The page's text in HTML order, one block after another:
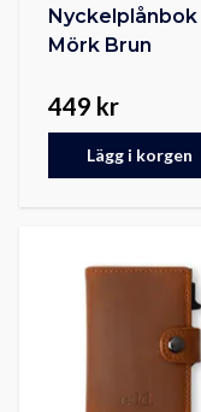
Nyckelplånbok
Mörk Brun
449 kr
Lägg i korgen